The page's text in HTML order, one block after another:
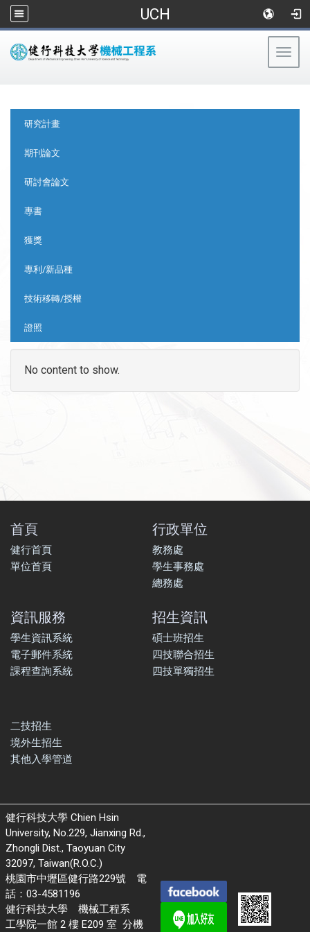
UCH
研究計畫
期刊論文
研討會論文
專書
獲獎
專利/新品種
技術移轉/授權
證照
No content to show.
首頁
健行首頁
單位首頁
行政單位
教務處
學生事務處
總務處
資訊服務
學生資訊系統
電子郵件系統
課程查詢系統
招生資訊
碩士班招生
四技聯合招生
四技單獨招生
二技招生
境外生招生
其他入學管道
健行科技大學 Chien Hsin
University, No.229, Jianxing Rd.,
Zhongli Dist., Taoyuan City
32097, Taiwan(R.O.C.)
桃園市中壢區健行路229號 電
話：03-4581196
健行科技大學 機械工程系
工學院一館 2 樓 E209 室 分機